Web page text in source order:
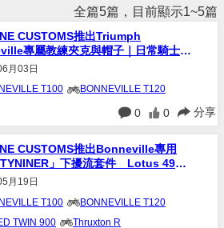
全篇5篇，目前顯示1~5篇
CUSTOMS推出Triumph
專屬教練夾克與帽子｜日常騎士穿
月03日
T100 BONNEVILLE T120
0 0 分享
CUSTOMS推出Bonneville專用
」下擾流套件 Lotus 49賽
氣造型登場
月19日
T100 BONNEVILLE T120
TWIN 900 Thruxton R